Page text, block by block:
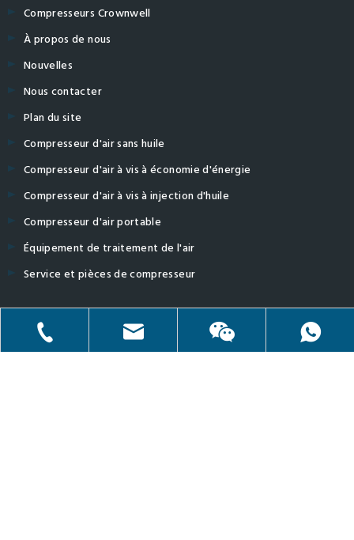
Compresseurs Crownwell
À propos de nous
Nouvelles
Nous contacter
Plan du site
Compresseur d'air sans huile
Compresseur d'air à vis à économie d'énergie
Compresseur d'air à vis à injection d'huile
Compresseur d'air portable
Équipement de traitement de l'air
Service et pièces de compresseur
Nous contacter